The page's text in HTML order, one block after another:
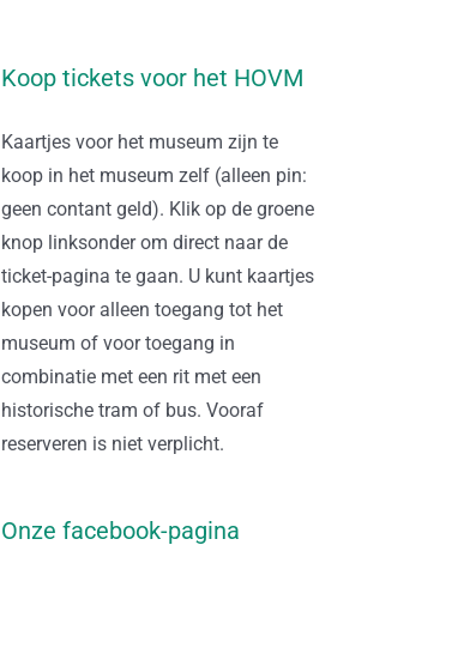
Koop tickets voor het HOVM
Kaartjes voor het museum zijn te
koop in het museum zelf (alleen pin:
geen contant geld). Klik op de groene
knop linksonder om direct naar de
ticket-pagina te gaan. U kunt kaartjes
kopen voor alleen toegang tot het
museum of voor toegang in
combinatie met een rit met een
historische tram of bus. Vooraf
reserveren is niet verplicht.
Onze facebook-pagina